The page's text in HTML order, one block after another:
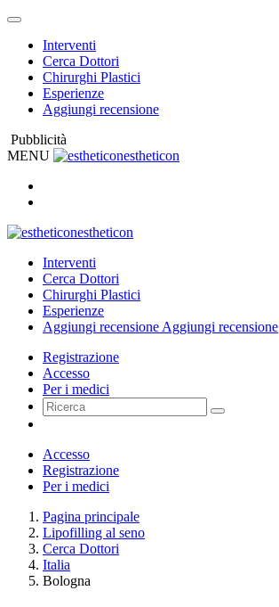
Interventi
Cerca Dottori
Chirurghi Plastici
Esperienze
Aggiungi recensione
Pubblicità
MENU
estheticon
estheticon
Interventi
Cerca Dottori
Chirurghi Plastici
Esperienze
Aggiungi recensione Aggiungi recensione
Registrazione
Accesso
Per i medici
Accesso
Registrazione
Per i medici
Pagina principale
Lipofilling al seno
Cerca Dottori
Italia
Bologna